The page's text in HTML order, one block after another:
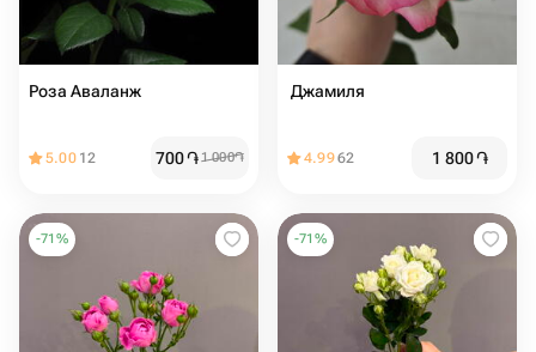
Роза Аваланж
5.00 12 700֏1 000֏
️ Джамиля
4.9962 1 800֏
-71 % -71 %